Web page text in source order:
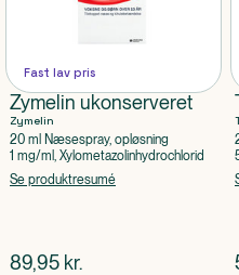
Fast lav pris
Zymelin ukonserveret
Zymelin
20 ml Næsespray, opløsning
1 mg/ml, Xylometazolinhydrochlorid
Se produktresumé
$nuværende pris
89,95 kr.